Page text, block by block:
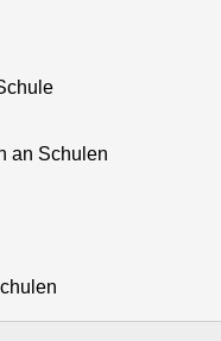
an Schulen